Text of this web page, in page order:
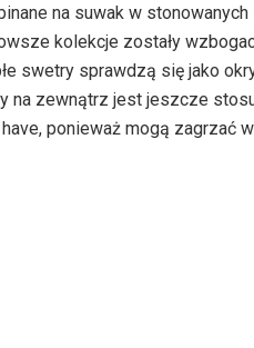
na suwak w
kolekcje zostały
swetry sprawdzą się jako
na zewnątrz jest jeszcze
ponieważ mogą zagrzać